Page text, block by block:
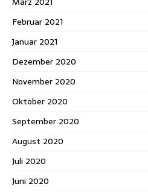
Februar 2021
Januar 2021
Dezember 2020
November 2020
Oktober 2020
September 2020
August 2020
Juli 2020
Juni 2020